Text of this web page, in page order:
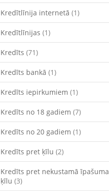
Kredītlīnija internetā (1)
Kredītlīnijas (1)
Kredīts (71)
Kredīts bankā (1)
Kredīts iepirkumiem (1)
Kredīts no 18 gadiem (7)
Kredīts no 20 gadiem (1)
Kredīts pret ķīlu (2)
Kredīts pret nekustamā īpašuma
ķīlu (3)